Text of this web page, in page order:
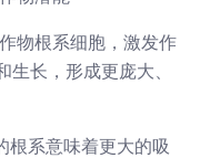
物根系细胞，激发作
长，形成更庞大、
根系意味着更大的吸